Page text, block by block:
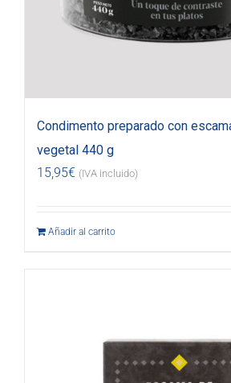
Condimento preparado con
vegetal 440 g
15,95€ (IVA incluido)
Añadir al carrito